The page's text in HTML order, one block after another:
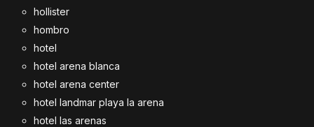
hollister
hombro
hotel
hotel arena blanca
hotel arena center
hotel landmar playa la arena
hotel las arenas